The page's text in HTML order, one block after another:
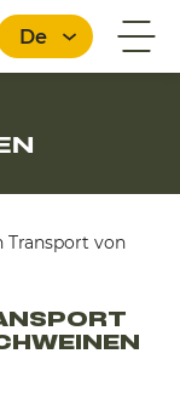
De
Transport von